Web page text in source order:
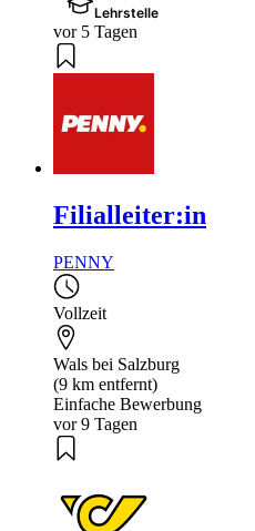
Lehrstelle
vor 5 Tagen
Filialleiter:in
PENNY
Vollzeit
Wals bei Salzburg
(9 km entfernt)
Einfache Bewerbung
vor 9 Tagen